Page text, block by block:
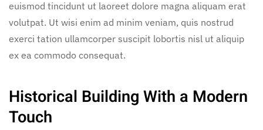
euismod tincidunt ut laoreet dolore magna aliquam erat
volutpat. Ut wisi enim ad minim veniam, quis nostrud
exerci tation ullamcorper suscipit lobortis nisl ut aliquip
ex ea commodo consequat.
Historical Building With a Modern
Touch